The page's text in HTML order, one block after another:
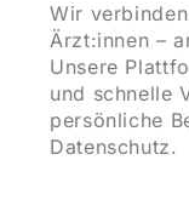
Wir
Ärzt:innen –
Unsere
und schnelle
persönliche
Datenschutz.